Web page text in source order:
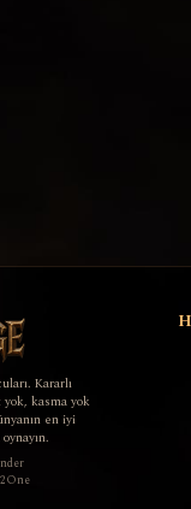
Kararlı
kasma yok
en iyi